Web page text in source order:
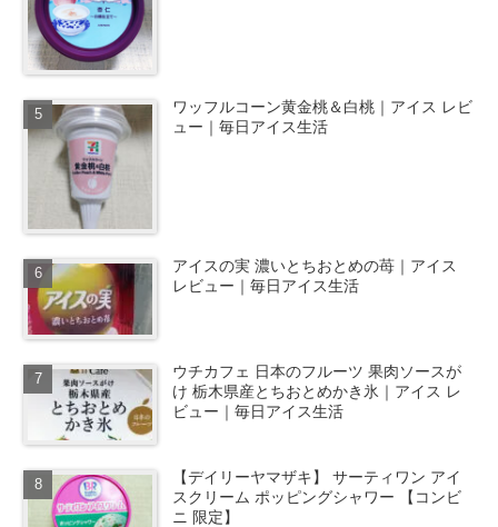
ワッフルコーン黄金桃＆白桃｜アイス レビ
ュー｜毎日アイス生活
アイスの実 濃いとちおとめの苺｜アイス
レビュー｜毎日アイス生活
ウチカフェ 日本のフルーツ 果肉ソースが
け 栃木県産とちおとめかき氷｜アイス レ
ビュー｜毎日アイス生活
【デイリーヤマザキ】 サーティワン アイ
スクリーム ポッピングシャワー 【コンビ
ニ 限定】